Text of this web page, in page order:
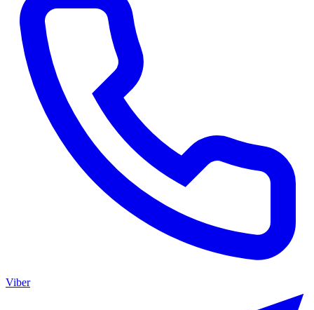
Viber